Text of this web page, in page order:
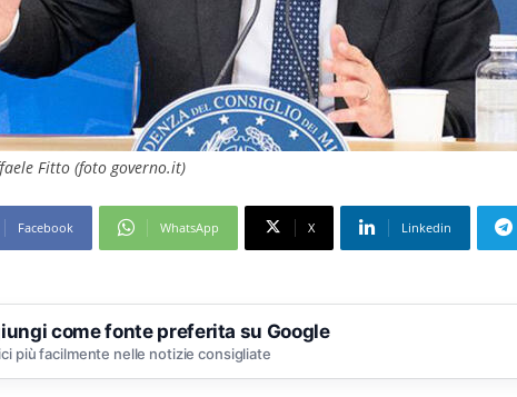
Fitto (foto governo.it)
Facebook WhatsApp X Linkedin
come fonte preferita su Google
più facilmente nelle notizie consigliate